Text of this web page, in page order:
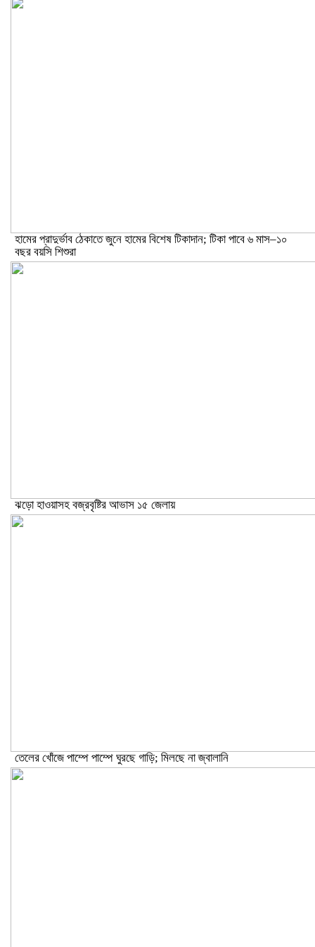
হামের প্রাদুর্ভাব ঠেকাতে জুনে হামের বিশেষ টিকাদান; টিকা পাবে ৬ মাস–১০
বছর বয়সি শিশুরা
ঝড়ো হাওয়াসহ বজ্রবৃষ্টির আভাস ১৫ জেলায়
তেলের খোঁজে পাম্পে পাম্পে ঘুরছে গাড়ি; মিলছে না জ্বালানি